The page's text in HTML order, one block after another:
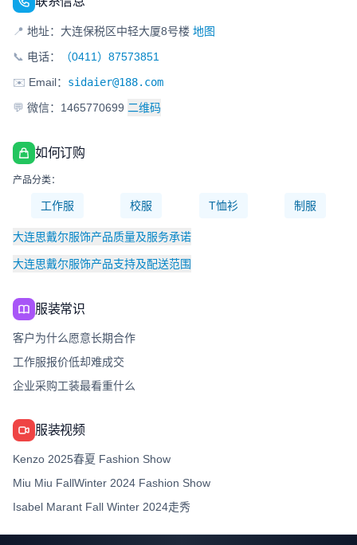
📍 地址：大连保税区中轻大厦8号楼 地图
📞 电话：
（0411）87573851
✉️ Email： sidaier@188.com
💬 微信：1465770699 二维码
如何订购
产品分类：
工作服 校服 T恤衫 制服
大连思戴尔服饰产品质量及服务承诺
大连思戴尔服饰产品支持及配送范围
服装常识
客户为什么愿意长期合作
工作服报价低却难成交
企业采购工装最看重什么
服装视频
Kenzo 2025春夏 Fashion Show
Miu Miu FallWinter 2024 Fashion Show
Isabel Marant Fall Winter 2024走秀